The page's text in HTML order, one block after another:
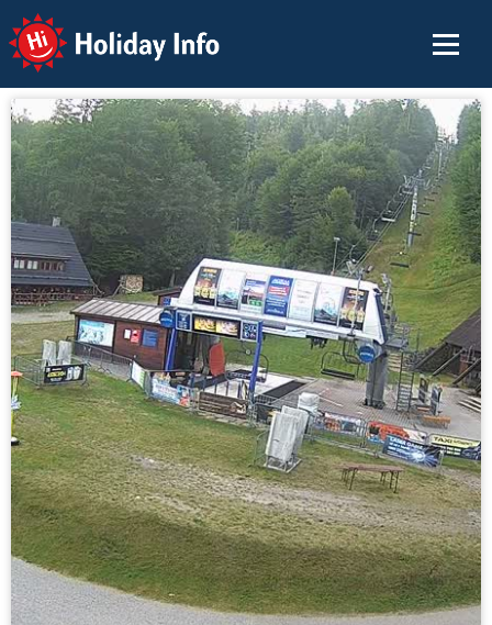
Holiday Info